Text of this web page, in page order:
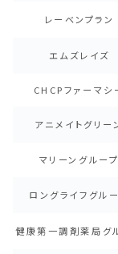
レーベンプラン
エムズレイズ
CHCPファーマシ
アニメイトグリー
マリーングループ
ロングライフグル
健康第一調剤薬局グ